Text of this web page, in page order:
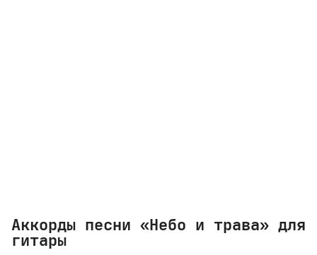
Аккорды песни «Небо и трава» для
гитары